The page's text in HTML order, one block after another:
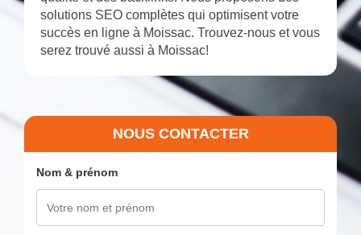
solutions SEO complètes qui optimisent votre
succès en ligne à Moissac. Trouvez-nous et vous
serez trouvé aussi à Moissac!
NOUS CONTACTER
Nom & prénom